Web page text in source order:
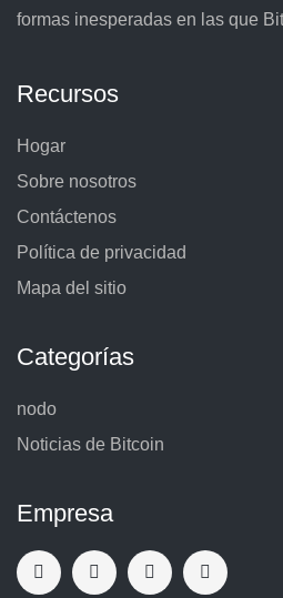
formas inesperadas en las que
Recursos
Hogar
Sobre nosotros
Contáctenos
Política de privacidad
Mapa del sitio
Categorías
nodo
Noticias de Bitcoin
Empresa